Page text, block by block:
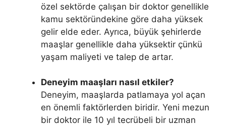
özel sektörde çalışan bir doktor genellikle
kamu sektöründekine göre daha yüksek
gelir elde eder. Ayrıca, büyük şehirlerde
maaşlar genellikle daha yüksektir çünkü
yaşam maliyeti ve talep de artar.
Deneyim maaşları nasıl etkiler?
Deneyim, maaşlarda patlamaya yol açan
en önemli faktörlerden biridir. Yeni mezun
bir doktor ile 10 yıl tecrübeli bir uzman